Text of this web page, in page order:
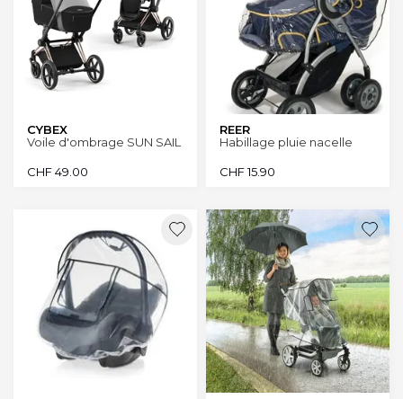
CYBEX
Voile d'ombrage SUN SAIL
CHF49.00
REER
Habillage pluie nacelle
CHF15.90